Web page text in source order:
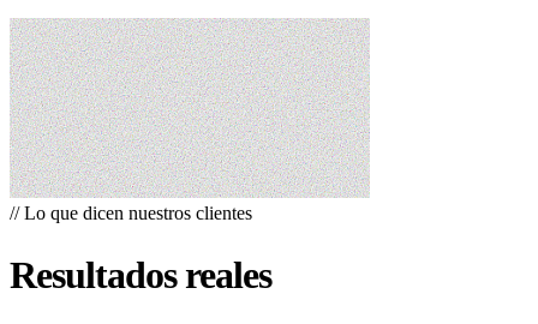
// Lo que dicen nuestros clientes
Resultados reales